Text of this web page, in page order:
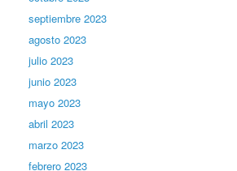
septiembre 2023
agosto 2023
julio 2023
junio 2023
mayo 2023
abril 2023
marzo 2023
febrero 2023